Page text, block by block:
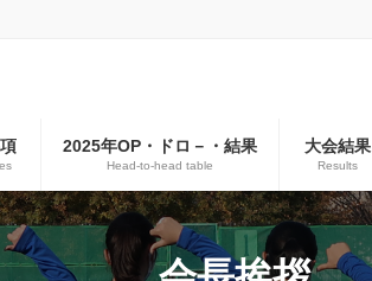
2025年OP・ドロ－・結果
Head-to-head table
大会結果
Results